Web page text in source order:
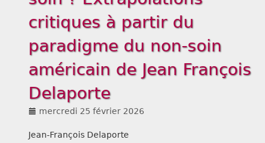
Liens
critiques à partir du
paradigme du non-soin
américain de Jean François
Delaporte
mercredi 25 février 2026
Jean-François Delaporte